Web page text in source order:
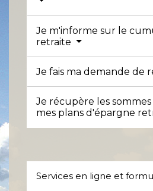
Je m'informe sur le
retraite
Je fais ma demande de
Je récupère les
mes plans d'épargne
Services en ligne et